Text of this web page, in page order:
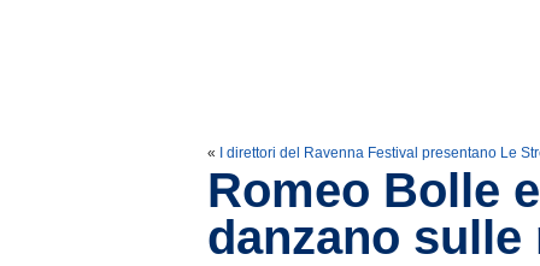
« I direttori del Ravenna Festival presentano Le
Romeo Bolle
danzano